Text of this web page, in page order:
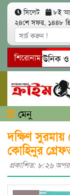
সিলেট ৮ই
২৪শে সফর, ১৪৪৮
শিরোনাম
সিলেটে ইউনিক ও
গোয়াইনঘাটে প্রেমের
মেনু
দক্ষিণ সুরমায়
কোহিনুর
প্রকাশিত: ৮:২৬